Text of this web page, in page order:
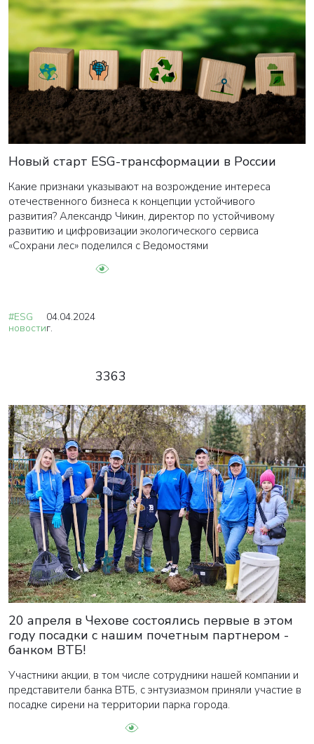
Новый старт ESG-трансформации в России
Какие признаки указывают на возрождение интереса
отечественного бизнеса к концепции устойчивого
развития? Александр Чикин, директор по устойчивому
развитию и цифровизации экологического сервиса
«Сохрани лес» поделился с Ведомостями
#ESG
новости
04.04.2024
г.
3363
20 апреля в Чехове состоялись первые в этом
году посадки с нашим почетным партнером -
банком ВТБ!
Участники акции, в том числе сотрудники нашей компании и
представители банка ВТБ, с энтузиазмом приняли участие в
посадке сирени на территории парка города.